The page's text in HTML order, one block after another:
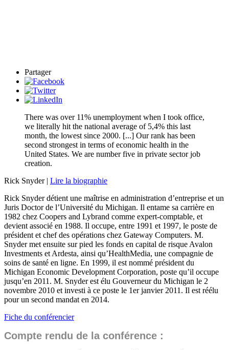
Partager
There was over 11% unemployment when I took office,
we literally hit the national average of 5,4% this last
month, the lowest since 2000. [...] Our rank has been
second strongest in terms of economic health in the
United States. We are number five in private sector job
creation.
Rick Snyder | Lire la biographie
Rick Snyder détient une maîtrise en administration d’entreprise et un
Juris Doctor de l’Université du Michigan. Il entame sa carrière en
1982 chez Coopers and Lybrand comme expert-comptable, et
devient associé en 1988. Il occupe, entre 1991 et 1997, le poste de
président et chef des opérations chez Gateway Computers. M.
Snyder met ensuite sur pied les fonds en capital de risque Avalon
Investments et Ardesta, ainsi qu’HealthMedia, une compagnie de
soins de santé en ligne. En 1999, il est nommé président du
Michigan Economic Development Corporation, poste qu’il occupe
jusqu’en 2011. M. Snyder est élu Gouverneur du Michigan le 2
novembre 2010 et investi à ce poste le 1er janvier 2011. Il est réélu
pour un second mandat en 2014.
Fiche du conférencier
Compte rendu de la conférence :